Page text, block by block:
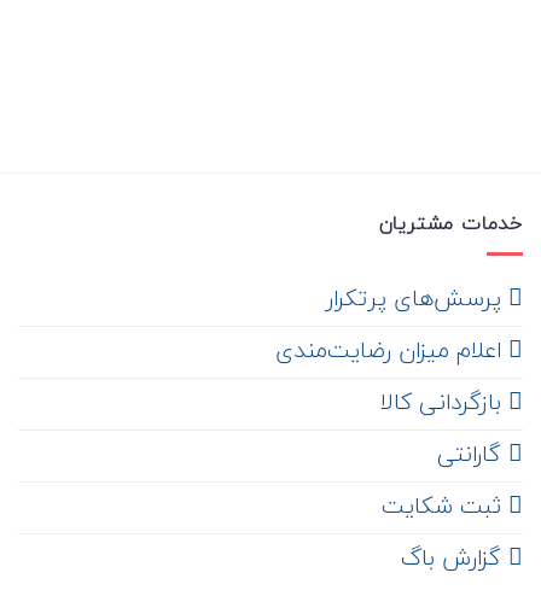
خدمات مشتریان
‌ پرسش‌های پرتکرار
اعلام میزان رضایت‌مندی
‌ بازگردانی کالا
گارانتی
ثبت شکایت
‌ گزارش باگ